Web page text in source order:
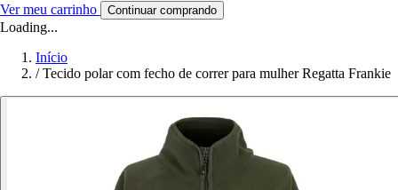
Ver meu carrinho Continuar comprando
Loading...
Início
/ Tecido polar com fecho de correr para mulher Regatta Frankie